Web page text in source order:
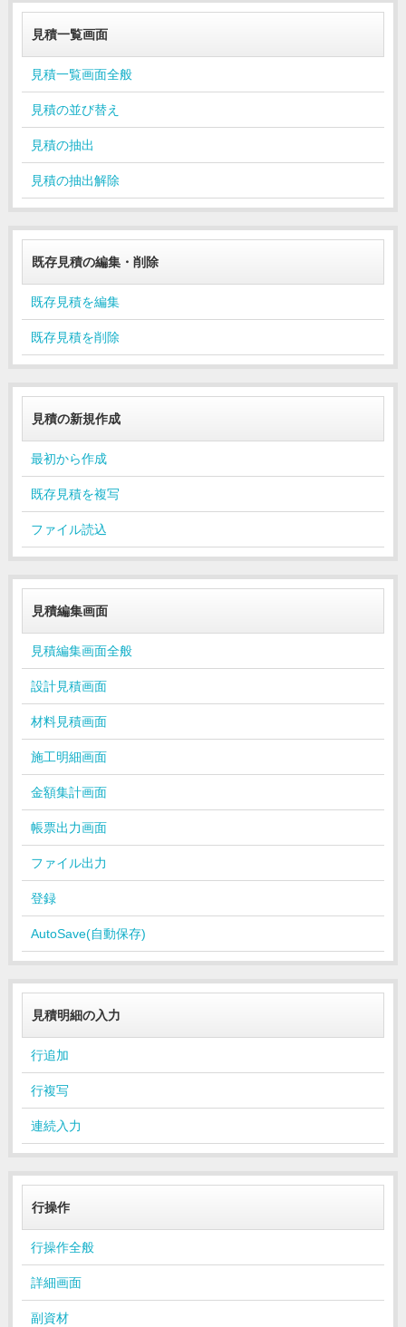
のみが実行可能に変更しました。
見積一覧画面
見積一覧画面全般
見積の並び替え
見積の抽出
見積の抽出解除
既存見積の編集・削除
既存見積を編集
既存見積を削除
見積の新規作成
最初から作成
既存見積を複写
ファイル読込
見積編集画面
見積編集画面全般
設計見積画面
材料見積画面
施工明細画面
金額集計画面
帳票出力画面
ファイル出力
登録
AutoSave(自動保存)
見積明細の入力
行追加
行複写
連続入力
行操作
行操作全般
詳細画面
副資材